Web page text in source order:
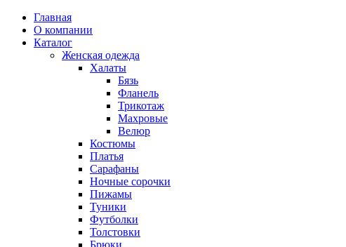
Главная
О компании
Каталог
Женская одежда
Халаты
Бязь
Фланель
Трикотаж
Махровые
Велюр
Костюмы
Платья
Сарафаны
Ночные сорочки
Пижамы
Туники
Футболки
Толстовки
Брюки